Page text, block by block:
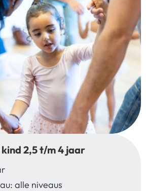
2,5 t/m 4 jaar
alle niveaus